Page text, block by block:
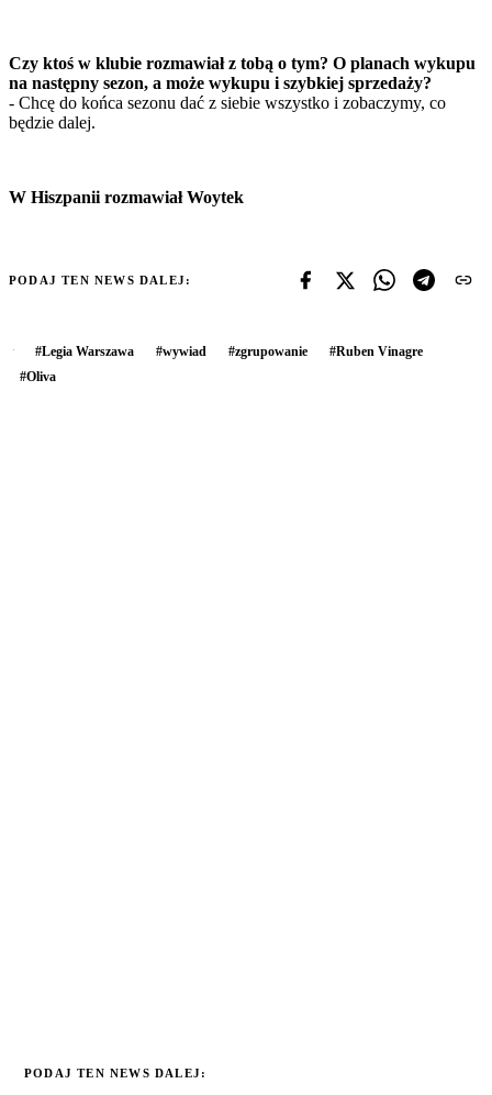
Czy ktoś w klubie rozmawiał z tobą o tym? O planach wykupu
na następny sezon, a może wykupu i szybkiej sprzedaży?
- Chcę do końca sezonu dać z siebie wszystko i zobaczymy, co
będzie dalej.
W Hiszpanii rozmawiał Woytek
PODAJ TEN NEWS DALEJ:
#Legia Warszawa #wywiad #zgrupowanie #Ruben Vinagre
#Oliva
PODAJ TEN NEWS DALEJ: